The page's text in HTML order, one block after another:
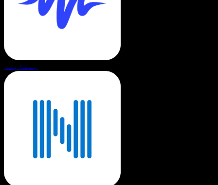
بمقابلہ